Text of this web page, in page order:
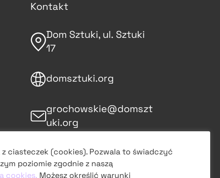
Kontakt
Dom Sztuki, ul. Sztuki
17
domsztuki.org
grochowskie@domszt
uki.org
śledź nas
na Instagramie
ciasteczek (cookies). Pozwala to świadczyć
poziomie zgodnie z naszą
cookies. Możesz określić warunki